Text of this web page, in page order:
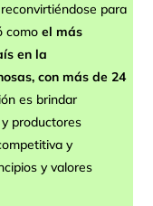
para
comoel más
en la
con más de 24
es brindar
productores
y
y valores